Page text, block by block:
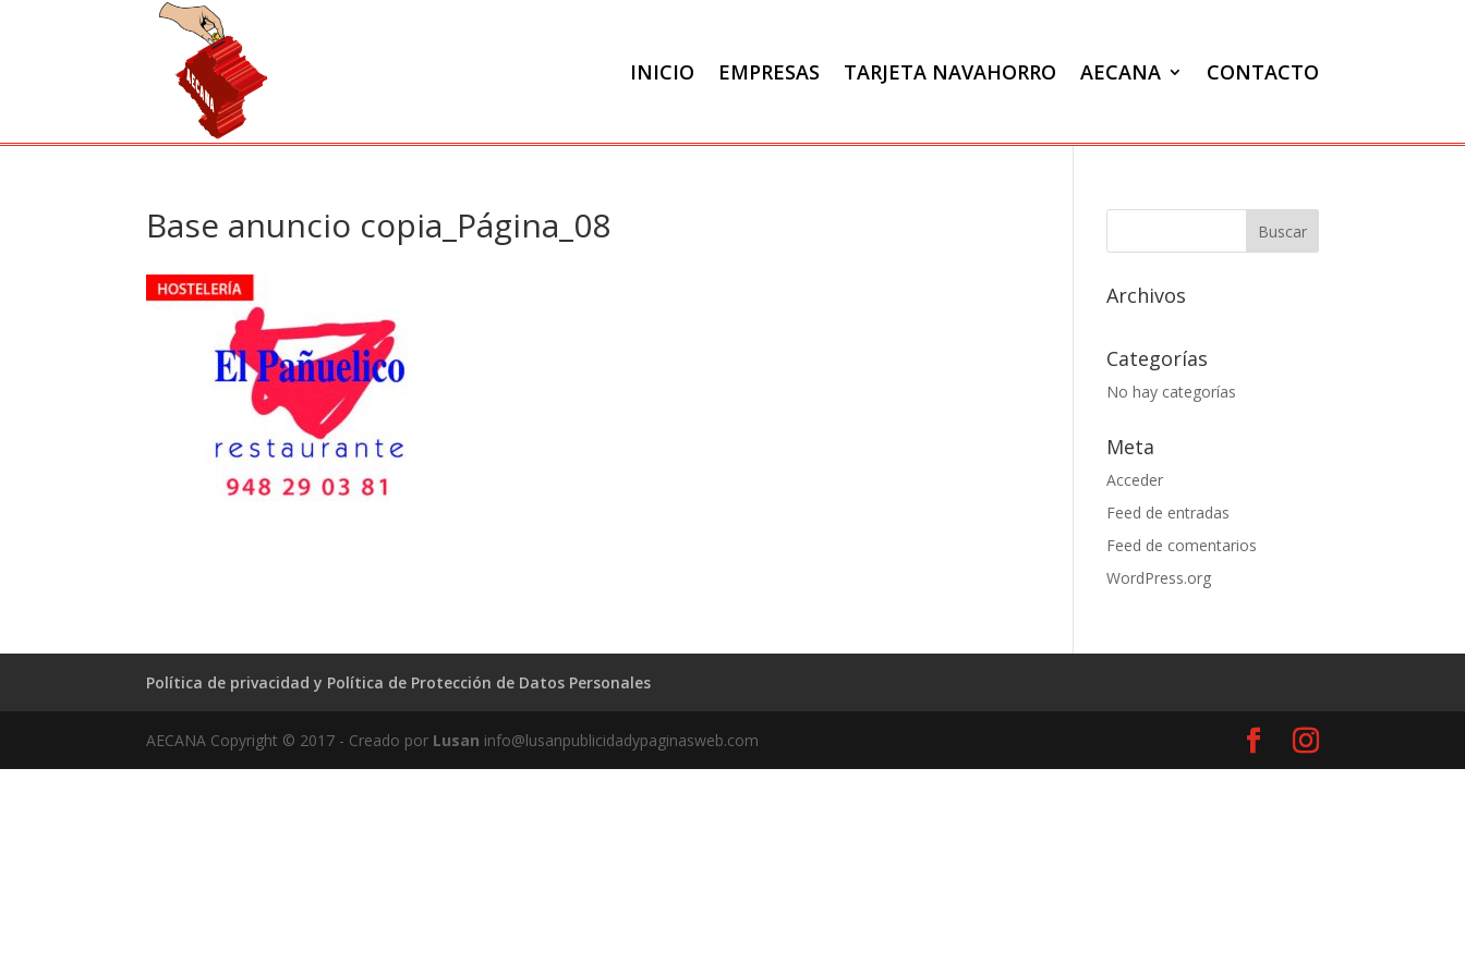
INICIO EMPRESAS TARJETA NAVAHORRO AECANA CONTACTO
Base anuncio copia_Página_08
Archivos
Categorías
No hay categorías
Meta
Acceder
Feed de entradas
Feed de comentarios
WordPress.org
Política de privacidad y Política de Protección de Datos Personales
AECANA Copyright © 2017 - Creado por Lusan info@lusanpublicidadypaginasweb.com